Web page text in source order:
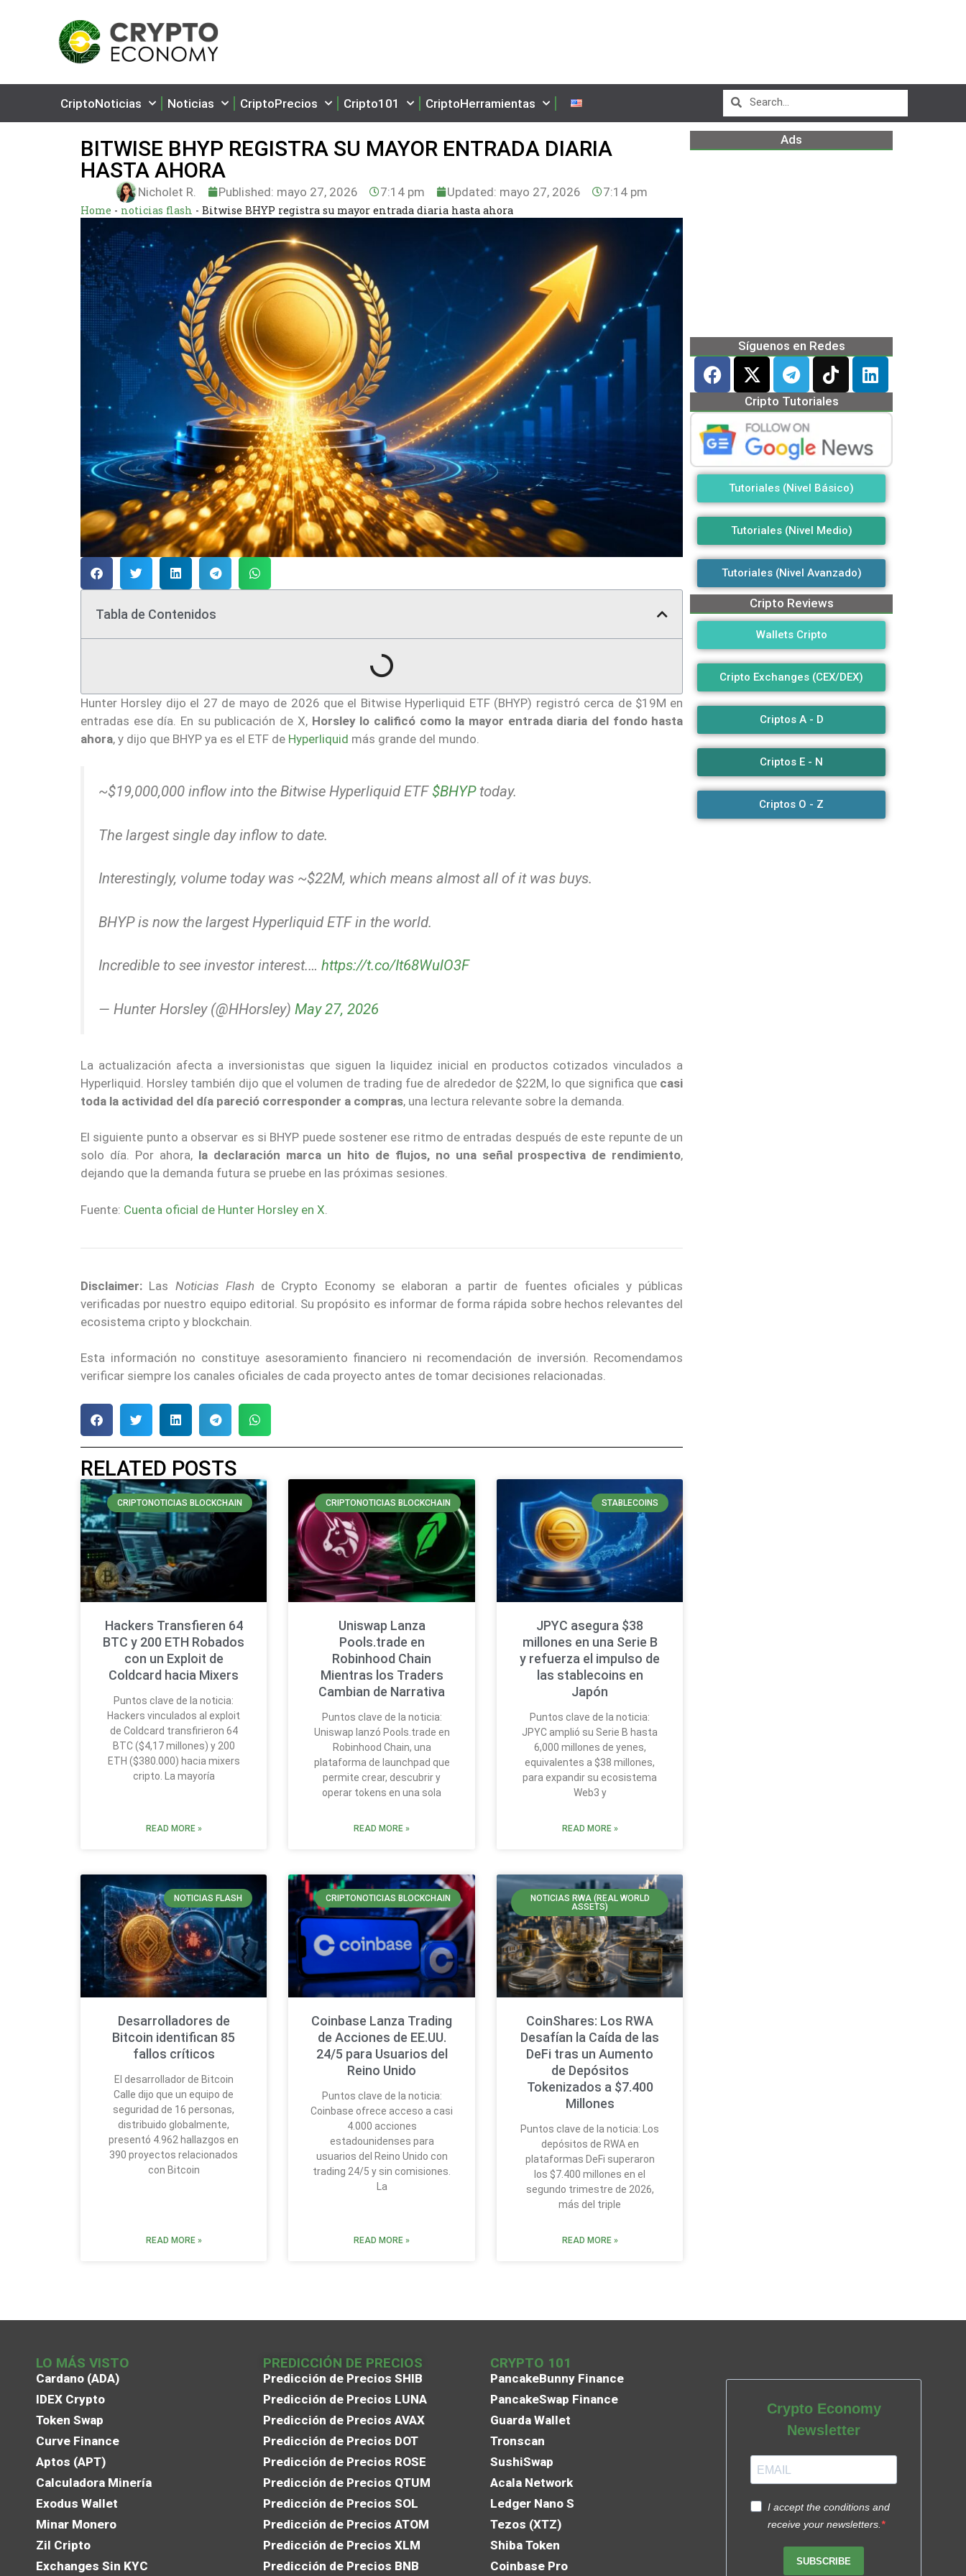
CriptoNoticias Noticias CriptoPrecios Cripto101 CriptoHerramientas
BITWISE BHYP REGISTRA SU MAYOR ENTRADA DIARIA
HASTA AHORA
Nicholet R. Published: mayo 27, 2026 7:14 pm Updated: mayo 27, 2026 7:14 pm
Home - noticias flash - Bitwise BHYP registra su mayor entrada diaria hasta ahora
Tabla de Contenidos
Hunter Horsley dijo el 27 de mayo de 2026 que el Bitwise Hyperliquid ETF (BHYP) registró cerca de $19M en
entradas ese día. En su publicación de X, Horsley lo calificó como la mayor entrada diaria del fondo hasta
ahora, y dijo que BHYP ya es el ETF de Hyperliquid más grande del mundo.
~$19,000,000 inflow into the Bitwise Hyperliquid ETF$BHYPtoday.
The largest single day inflow to date.
Interestingly, volume today was ~$22M, which means almost all of it was buys.
BHYP is now the largest Hyperliquid ETF in the world.
Incredible to see investor interest.… https://t.co/It68WulO3F
— Hunter Horsley (@HHorsley) May 27, 2026
La actualización afecta a inversionistas que siguen la liquidez inicial en productos cotizados vinculados a
Hyperliquid. Horsley también dijo que el volumen de trading fue de alrededor de $22M, lo que significa que casi
toda la actividad del día pareció corresponder a compras, una lectura relevante sobre la demanda.
El siguiente punto a observar es si BHYP puede sostener ese ritmo de entradas después de este repunte de un
solo día. Por ahora, la declaración marca un hito de flujos, no una señal prospectiva de rendimiento,
dejando que la demanda futura se pruebe en las próximas sesiones.
Fuente: Cuenta oficial de Hunter Horsley en X
Disclaimer: Las Noticias Flash de Crypto Economy se elaboran a partir de fuentes oficiales y públicas
verificadas por nuestro equipo editorial. Su propósito es informar de forma rápida sobre hechos relevantes del
ecosistema cripto y blockchain.
Esta información no constituye asesoramiento financiero ni recomendación de inversión. Recomendamos
verificar siempre los canales oficiales de cada proyecto antes de tomar decisiones relacionadas.
RELATED POSTS
CRIPTONOTICIAS BLOCKCHAIN
Hackers Transfieren 64
BTC y 200 ETH Robados
con un Exploit de
Coldcard hacia Mixers
Puntos clave de la noticia:
Hackers vinculados al exploit
de Coldcard transfirieron 64
BTC ($4,17 millones) y 200
ETH ($380.000) hacia mixers
cripto. La mayoría
READ MORE »
CRIPTONOTICIAS BLOCKCHAIN
Uniswap Lanza
Pools.trade en
Robinhood Chain
Mientras los Traders
Cambian de Narrativa
Puntos clave de la noticia:
Uniswap lanzó Pools.trade en
Robinhood Chain, una
plataforma de launchpad que
permite crear, descubrir y
operar tokens en una sola
READ MORE »
STABLECOINS
JPYC asegura $38
millones en una Serie B
y refuerza el impulso de
las stablecoins en
Japón
Puntos clave de la noticia:
JPYC amplió su Serie B hasta
6,000 millones de yenes,
equivalentes a $38 millones,
para expandir su ecosistema
Web3 y
READ MORE »
NOTICIAS FLASH
Desarrolladores de
Bitcoin identifican 85
fallos críticos
El desarrollador de Bitcoin
Calle dijo que un equipo de
seguridad de 16 personas,
distribuido globalmente,
presentó 4.962 hallazgos en
390 proyectos relacionados
con Bitcoin
READ MORE »
CRIPTONOTICIAS BLOCKCHAIN
Coinbase Lanza Trading
de Acciones de EE.UU.
24/5 para Usuarios del
Reino Unido
Puntos clave de la noticia:
Coinbase ofrece acceso a casi
4.000 acciones
estadounidenses para
usuarios del Reino Unido con
trading 24/5 y sin comisiones.
La
READ MORE »
NOTICIAS RWA (REAL WORLD
ASSETS)
CoinShares: Los RWA
Desafían la Caída de las
DeFi tras un Aumento
de Depósitos
Tokenizados a $7.400
Millones
Puntos clave de la noticia: Los
depósitos de RWA en
plataformas DeFi superaron
los $7.400 millones en el
segundo trimestre de 2026,
más del triple
READ MORE »
Ads
Síguenos en Redes
Cripto Tutoriales
Tutoriales (Nivel Básico)
Tutoriales (Nivel Medio)
Tutoriales (Nivel Avanzado)
Cripto Reviews
Wallets Cripto
Cripto Exchanges (CEX/DEX)
Criptos A - D
Criptos E - N
Criptos O - Z
LO MÁS VISTO
Cardano (ADA)
IDEX Crypto
Token Swap
Curve Finance
Aptos (APT)
Calculadora Minería
Exodus Wallet
Minar Monero
Zil Cripto
Exchanges Sin KYC
PREDICCIÓN DE PRECIOS
Predicción de Precios SHIB
Predicción de Precios LUNA
Predicción de Precios AVAX
Predicción de Precios DOT
Predicción de Precios ROSE
Predicción de Precios QTUM
Predicción de Precios SOL
Predicción de Precios ATOM
Predicción de Precios XLM
Predicción de Precios BNB
CRYPTO 101
PancakeBunny Finance
PancakeSwap Finance
Guarda Wallet
Tronscan
SushiSwap
Acala Network
Ledger Nano S
Tezos (XTZ)
Shiba Token
Coinbase Pro
Crypto Economy
Newsletter
I accept the conditions and
receive your newsletters.
SUBSCRIBE